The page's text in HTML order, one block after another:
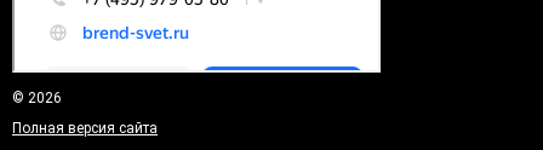
© 2026
Полная версия сайта